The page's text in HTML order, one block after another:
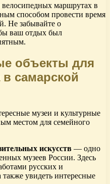
маршрутах в
способом провести время
Не забывайте о
ваш отдых был
объекты для
самарской
музеи и культурные
местом для семейного
искусств — одно
музеев России. Здесь
русских и
увидеть интересные